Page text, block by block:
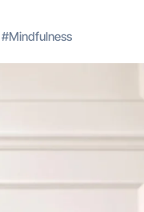
#Mindfulness